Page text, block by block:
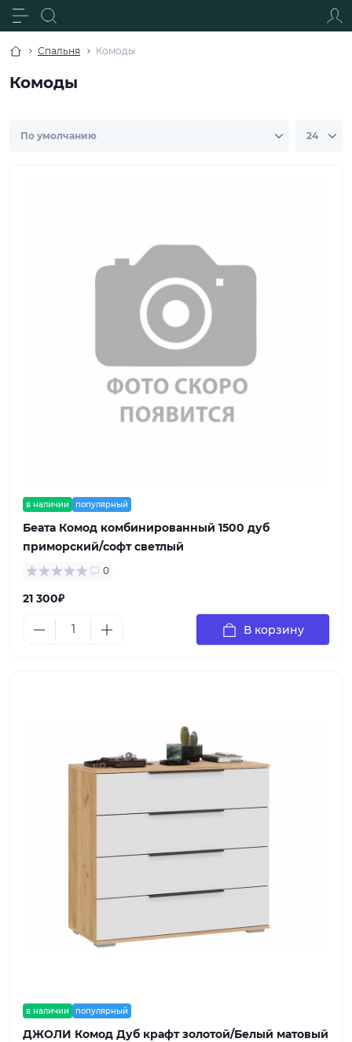
Спальня Комоды
Комоды
в наличии популярный
Беата Комод комбинированный 1500 дуб
приморский/софт светлый
0
21 300₽
В корзину
в наличии популярный
ДЖОЛИ Комод Дуб крафт золотой/Белый матовый